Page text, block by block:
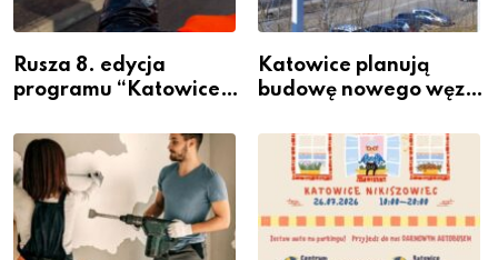
Rusza 8. edycja
programu “Katowice
– nabór dla
przedsiębiorców
Katowice planują
budowę nowego węzła
Podlesiu